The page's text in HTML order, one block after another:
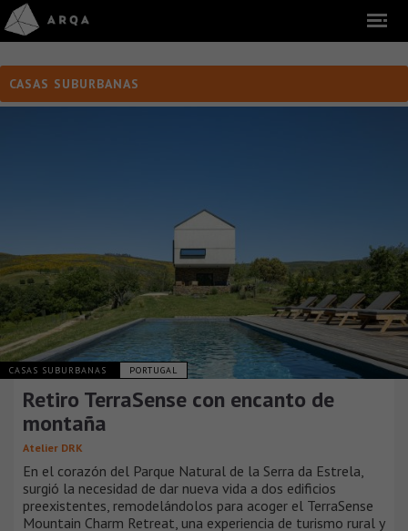
CASAS SUBURBANAS
CASAS SUBURBANAS PORTUGAL
Retiro TerraSense con encanto de
montaña
Atelier DRK
En el corazón del Parque Natural de la Serra da Estrela,
surgió la necesidad de dar nueva vida a dos edificios
preexistentes, remodelándolos para acoger el TerraSense
Mountain Charm Retreat, una experiencia de turismo rural y